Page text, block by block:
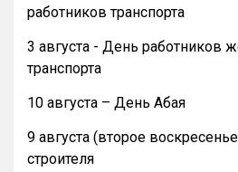
работников транспорта
3 августа - День работников
транспорта
10 августа – День Абая
9 августа (второе
строителя